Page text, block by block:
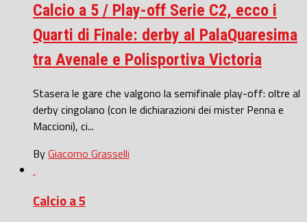
Calcio a 5 / Play-off Serie C2, ecco i
Quarti di Finale: derby al PalaQuaresima
tra Avenale e Polisportiva Victoria
Stasera le gare che valgono la semifinale play-off: oltre al
derby cingolano (con le dichiarazioni dei mister Penna e
Maccioni), ci...
ByGiacomo Grasselli
Calcio a 5